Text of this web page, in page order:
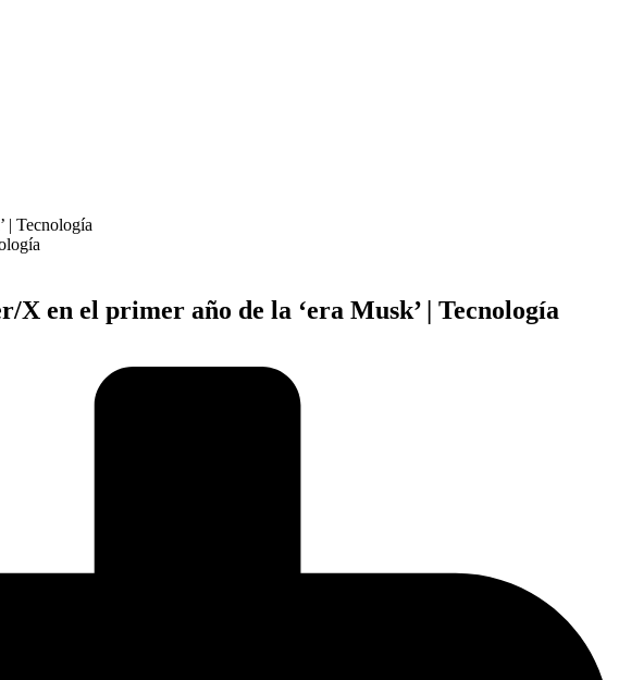
| Tecnología
X en el primer año de la ‘era Musk’ | Tecnología